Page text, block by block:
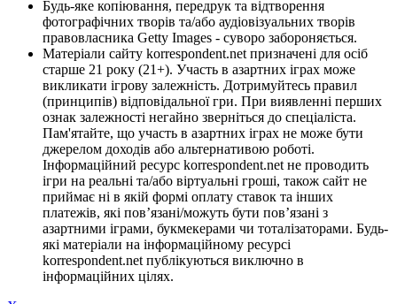
Будь-яке копіювання, передрук та відтворення
фотографічних творів та/або аудіовізуальних творів
правовласника Getty Images - суворо забороняється.
Матеріали сайту korrespondent.net призначені для осіб
старше 21 року (21+). Участь в азартних іграх може
викликати ігрову залежність. Дотримуйтесь правил
(принципів) відповідальної гри. При виявленні перших
ознак залежності негайно зверніться до спеціаліста.
Пам'ятайте, що участь в азартних іграх не може бути
джерелом доходів або альтернативою роботі.
Інформаційний ресурс korrespondent.net не проводить
ігри на реальні та/або віртуальні гроші, також сайт не
приймає ні в якій формі оплату ставок та інших
платежів, які пов’язані/можуть бути пов’язані з
азартними іграми, букмекерами чи тоталізаторами. Будь-
які матеріали на інформаційному ресурсі
korrespondent.net публікуються виключно в
інформаційних цілях.